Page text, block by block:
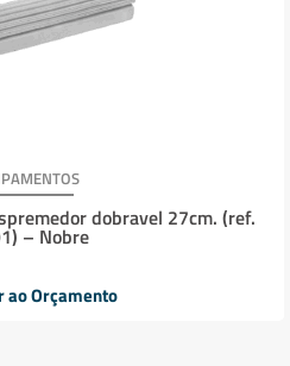
dobravel 27cm. (ref.
– Nobre
ao Orçamento